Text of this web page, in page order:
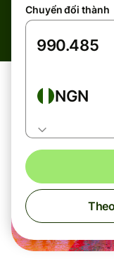
Chuyển đổi thành
NGN